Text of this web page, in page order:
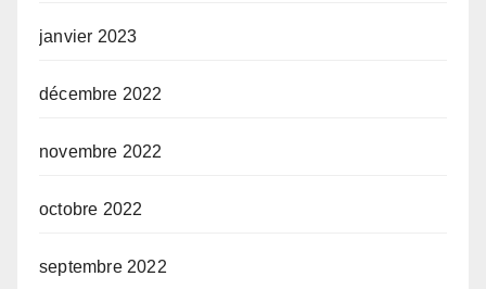
janvier 2023
décembre 2022
novembre 2022
octobre 2022
septembre 2022